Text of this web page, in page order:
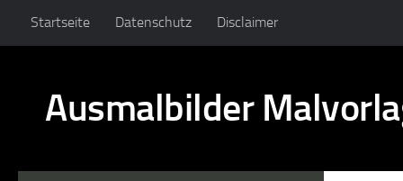
Startseite Datenschutz Disclaimer
Ausmalbilder